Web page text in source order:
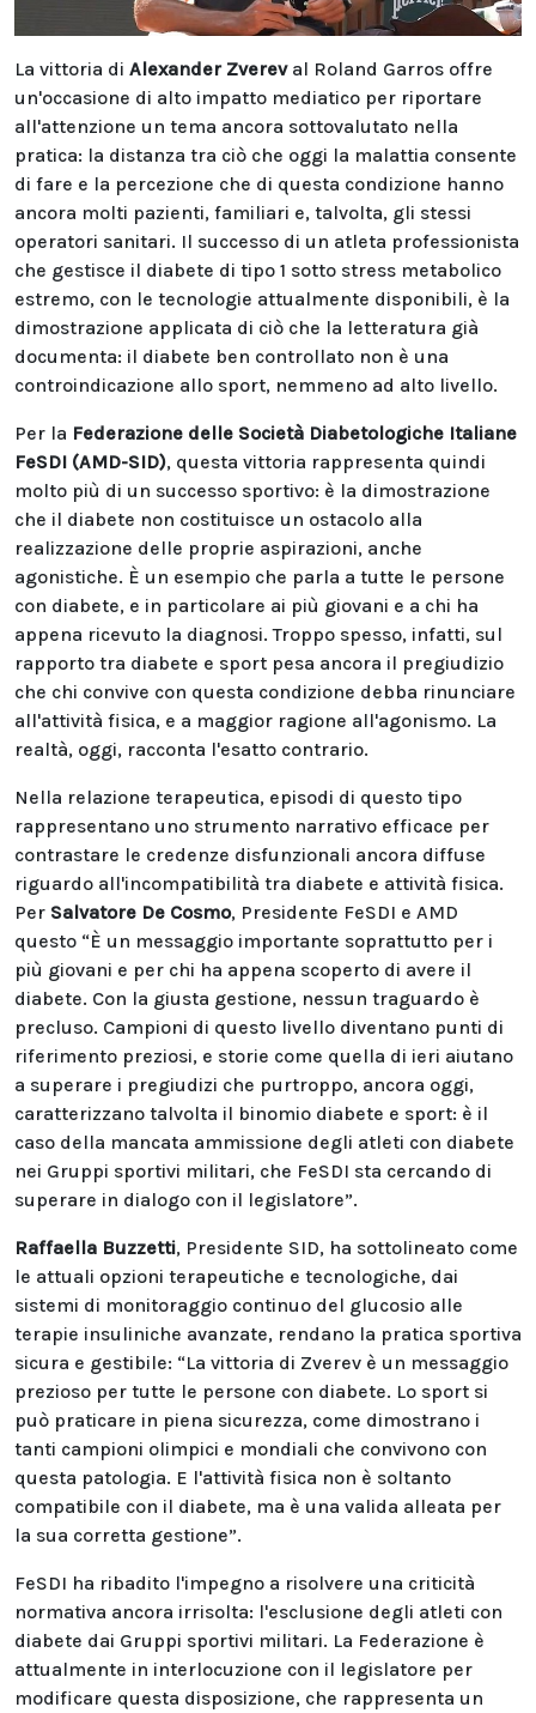
La vittoria di Alexander Zvereval Roland Garros offre
un'occasione di alto impatto mediatico per riportare
all'attenzione un tema ancora sottovalutato nella
pratica: la distanza tra ciò che oggi la malattia consente
di fare e la percezione che di questa condizione hanno
ancora molti pazienti, familiari e, talvolta, gli stessi
operatori sanitari. Il successo di un atleta professionista
che gestisce il diabete di tipo 1 sotto stress metabolico
estremo, con le tecnologie attualmente disponibili, è la
dimostrazione applicata di ciò che la letteratura già
documenta: il diabete ben controllato non è una
controindicazione allo sport, nemmeno ad alto livello.
Per la Federazione delle Società Diabetologiche Italiane
FeSDI (AMD-SID), questa vittoria rappresenta quindi
molto più di un successo sportivo: è la dimostrazione
che il diabete non costituisce un ostacolo alla
realizzazione delle proprie aspirazioni, anche
agonistiche. È un esempio che parla a tutte le persone
con diabete, e in particolare ai più giovani e a chi ha
appena ricevuto la diagnosi. Troppo spesso, infatti, sul
rapporto tra diabete e sport pesa ancora il pregiudizio
che chi convive con questa condizione debba rinunciare
all'attività fisica, e a maggior ragione all'agonismo. La
realtà, oggi, racconta l'esatto contrario.
Nella relazione terapeutica, episodi di questo tipo
rappresentano uno strumento narrativo efficace per
contrastare le credenze disfunzionali ancora diffuse
riguardo all'incompatibilità tra diabete e attività fisica.
Per Salvatore De Cosmo, Presidente FeSDI e AMD
questo “È un messaggio importante soprattutto per i
più giovani e per chi ha appena scoperto di avere il
diabete. Con la giusta gestione, nessun traguardo è
precluso. Campioni di questo livello diventano punti di
riferimento preziosi, e storie come quella di ieri aiutano
a superare i pregiudizi che purtroppo, ancora oggi,
caratterizzano talvolta il binomio diabete e sport: è il
caso della mancata ammissione degli atleti con diabete
nei Gruppi sportivi militari, che FeSDI sta cercando di
superare in dialogo con il legislatore”.
Raffaella Buzzetti, Presidente SID, ha sottolineato come
le attuali opzioni terapeutiche e tecnologiche, dai
sistemi di monitoraggio continuo del glucosio alle
terapie insuliniche avanzate, rendano la pratica sportiva
sicura e gestibile: “La vittoria di Zverev è un messaggio
prezioso per tutte le persone con diabete. Lo sport si
può praticare in piena sicurezza, come dimostrano i
tanti campioni olimpici e mondiali che convivono con
questa patologia. E l'attività fisica non è soltanto
compatibile con il diabete, ma è una valida alleata per
la sua corretta gestione”.
FeSDI ha ribadito l'impegno a risolvere una criticità
normativa ancora irrisolta: l'esclusione degli atleti con
diabete dai Gruppi sportivi militari. La Federazione è
attualmente in interlocuzione con il legislatore per
modificare questa disposizione, che rappresenta un